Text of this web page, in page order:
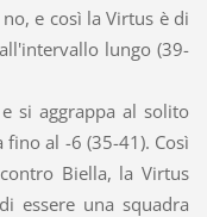
e così la Virtus è di
lungo (39-
si aggrappa al solito
al -6 (35-41). Così
Biella, la Virtus
essere una squadra